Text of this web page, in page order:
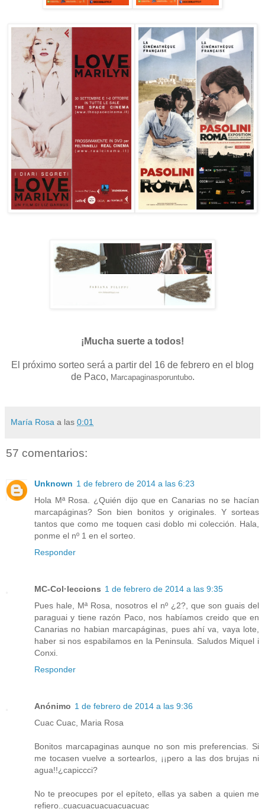
¡Mucha suerte a todos!
El próximo sorteo será a partir del 16 de febrero en el blog
de Paco, Marcapaginasporuntubo.
María Rosa a las 0:01
57 comentarios:
Unknown 1 de febrero de 2014 a las 6:23
Hola Mª Rosa. ¿Quién dijo que en Canarias no se hacían
marcapáginas? Son bien bonitos y originales. Y sorteas
tantos que como me toquen casi doblo mi colección. Hala,
ponme el nº 1 en el sorteo.
Responder
MC-Col·leccions 1 de febrero de 2014 a las 9:35
Pues hale, Mª Rosa, nosotros el nº ¿2?, que son guais del
paraguai y tiene razón Paco, nos habíamos creido que en
Canarias no habian marcapáginas, pues ahí va, vaya lote,
haber si nos espabilamos en la Peninsula. Saludos Miquel i
Conxi.
Responder
Anónimo 1 de febrero de 2014 a las 9:36
Cuac Cuac, Maria Rosa
Bonitos marcapaginas aunque no son mis preferencias. Si
me tocasen vuelve a sortearlos, ¡¡pero a las dos brujas ni
agua!!¿capiccci?
No te preocupes por el epíteto, ellas ya saben a quien me
refiero..cuacuacuacuacuacuac